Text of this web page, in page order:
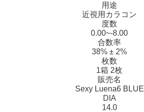
用途
近視用カラコン
度数
0.00~-8.00
合数率
38% ± 2%
枚数
1箱 2枚
販売名
Sexy Luena6 BLUE
DIA
14.0